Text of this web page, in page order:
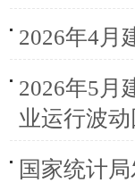
2026年4月
2026年5
业运行波
国家统计